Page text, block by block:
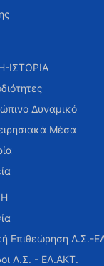
ΙΣΤΟΡΙΑ
Δυναμικό
Μέσα
Επιθεώρηση Λ.Σ.-
Λ.Σ. - ΕΛ.ΑΚΤ.